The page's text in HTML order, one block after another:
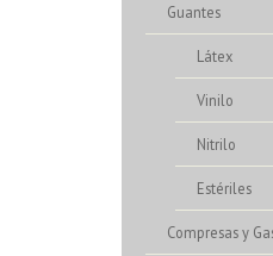
Guantes
Látex
Vinilo
Nitrilo
Estériles
Compresas y